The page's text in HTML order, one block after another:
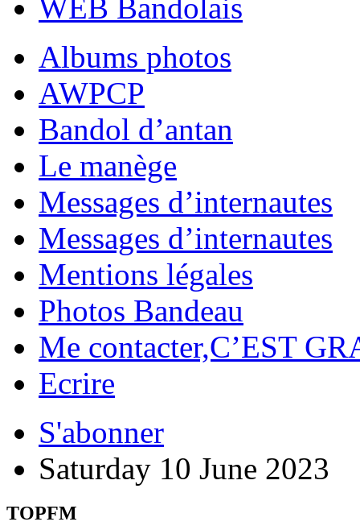
WEB Bandolais
Albums photos
AWPCP
Bandol d’antan
Le manège
Messages d’internautes
Messages d’internautes
Mentions légales
Photos Bandeau
Me contacter,C’EST
Ecrire
S'abonner
Saturday 10 June 2023
TOPFM